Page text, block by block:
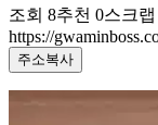
조회 8추천 0스크랩
https://
주소복사